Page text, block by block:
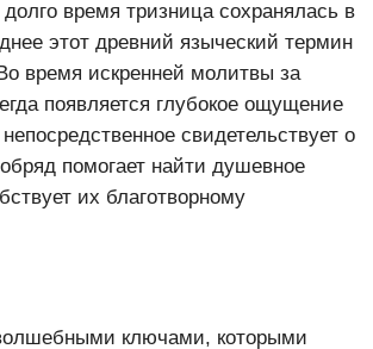
время тризница сохранялась в
этот древний языческий термин
время искренней молитвы за
появляется глубокое ощущение
свидетельствует о
помогает найти душевное
их благотворному